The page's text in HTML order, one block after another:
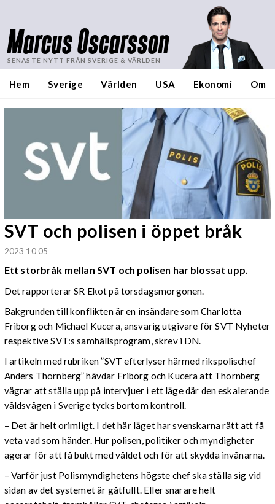
Marcus Oscarsson
SENASTE NYTT FRÅN SVERIGE & VÄRLDEN
Hem Sverige Världen USA Ekonomi Om
SVT och polisen i öppet bråk
2023 10 05
Ett storbråk mellan SVT och polisen har blossat upp.
Det rapporterar SR Ekot på torsdagsmorgonen.
Bakgrunden till konflikten är en insändare som Charlotta
Friborg och Michael Kucera, ansvarig utgivare för SVT Nyheter
respektive SVT:s samhällsprogram, skrev i DN.
I artikeln med rubriken ”SVT efterlyser härmed rikspolischef
Anders Thornberg” hävdar Friborg och Kucera att Thornberg
vägrar att ställa upp på intervjuer i ett läge där den eskalerande
våldsvågen i Sverige tycks bortom kontroll.
– Det är helt orimligt. I det här läget har svenskarna rätt att få
veta vad som händer. Hur polisen, politiker och myndigheter
agerar för att få bukt med våldet och för att skydda invånarna.
– Varför just Polismyndighetens högste chef ska ställa sig vid
sidan av det systemet är gåtfullt. Eller snarare helt